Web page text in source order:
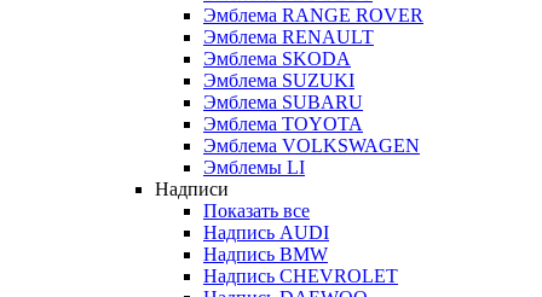
Эмблема RANGE ROVER
Эмблема RENAULT
Эмблема SKODA
Эмблема SUZUKI
Эмблема SUBARU
Эмблема TOYOTA
Эмблема VOLKSWAGEN
Эмблемы LI
Надписи
Показать все
Надпись AUDI
Надпись BMW
Надпись CHEVROLET